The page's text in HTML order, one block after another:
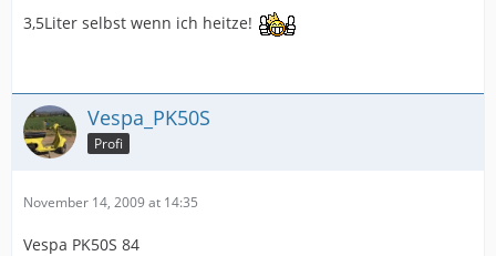
3,5Liter selbst wenn ich heitze!
Vespa_PK50S
Profi
November 14, 2009 at 14:35
Vespa PK50S 84